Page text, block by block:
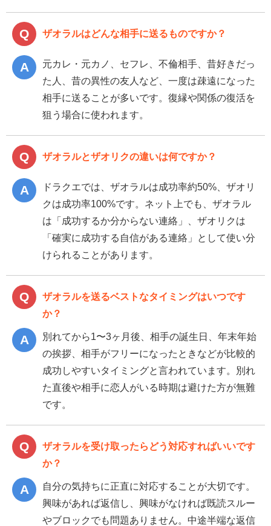
ザオラルはどんな相手に送るものですか？
元カレ・元カノ、セフレ、不倫相手、昔好きだっ
た人、昔の異性の友人など、一度は疎遠になった
相手に送ることが多いです。復縁や関係の復活を
狙う場合に使われます。
ザオラルとザオリクの違いは何ですか？
ドラクエでは、ザオラルは成功率約50%、ザオリ
クは成功率100%です。ネット上でも、ザオラル
は「成功するか分からない連絡」、ザオリクは
「確実に成功する自信がある連絡」として使い分
けられることがあります。
ザオラルを送るベストなタイミングはいつです
か？
別れてから1〜3ヶ月後、相手の誕生日、年末年始
の挨拶、相手がフリーになったときなどが比較的
成功しやすいタイミングと言われています。別れ
た直後や相手に恋人がいる時期は避けた方が無難
です。
ザオラルを受け取ったらどう対応すればいいです
か？
自分の気持ちに正直に対応することが大切です。
興味があれば返信し、興味がなければ既読スルー
やブロックでも問題ありません。中途半端な返信